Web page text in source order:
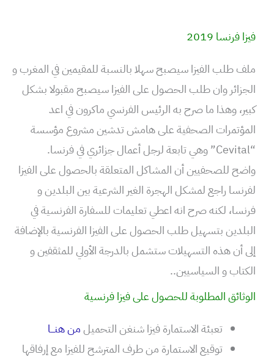
فيزا فرنسا 2019
ملف طلب الفيزا سيصبح سهلا بالنسبة للمقيمين في المغرب و
الجزائر وان طلب الحصول على الفيزا سيصبح مقبولا بشكل
كبير، وهذا ما صرح به الرئيس الفرنسي ماكرون في اعد
المؤتمرات الصحفية على هامش تدشين مشروع مؤسسة
“Cevital” وهي تابعة لرجل أعمال جزائري في فرنسا.
واضح للصحفيين أن المشاكل المتعلقة بالحصول على الفيزا
لفرنسا راجع لمشكل الهجرة الغير الشرعية بين البلدين و
فرنسا، لكنه صرح انه اعطي تعليمات للسفارة الفرنسية في
البلدين بتسهيل طلب الحصول على الفيزا الفرنسية بالإضافة
إلى أن هذه التسهيلات ستشمل بالدرجة الأولي للمثقفين و
الكتاب و السياسيين..
الوثائق المطلوبة للحصول على فيزا فرنسية
تعبئة الاستمارة فيزا شنغن التحميلمن هنـــا
توقيع الاستمارة من طرف المترشح للفيزا مع إرفاقها